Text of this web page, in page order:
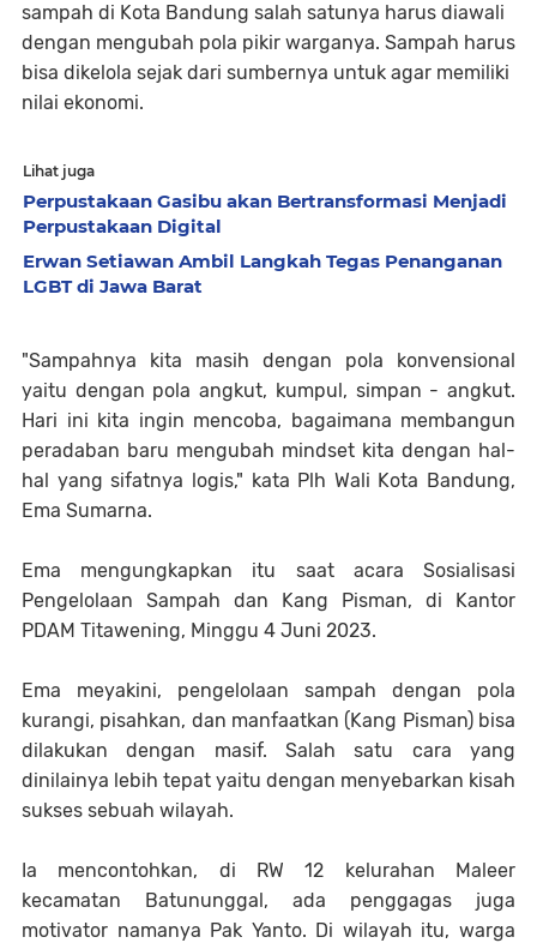
sampah di Kota Bandung salah satunya harus diawali
dengan mengubah pola pikir warganya. Sampah harus
bisa dikelola sejak dari sumbernya untuk agar memiliki
nilai ekonomi.
Lihat juga
Perpustakaan Gasibu akan Bertransformasi Menjadi
Perpustakaan Digital
Erwan Setiawan Ambil Langkah Tegas Penanganan
LGBT di Jawa Barat
"Sampahnya kita masih dengan pola konvensional
yaitu dengan pola angkut, kumpul, simpan - angkut.
Hari ini kita ingin mencoba, bagaimana membangun
peradaban baru mengubah mindset kita dengan hal-
hal yang sifatnya logis," kata Plh Wali Kota Bandung,
Ema Sumarna.
Ema mengungkapkan itu saat acara Sosialisasi
Pengelolaan Sampah dan Kang Pisman, di Kantor
PDAM Titawening, Minggu 4 Juni 2023.
Ema meyakini, pengelolaan sampah dengan pola
kurangi, pisahkan, dan manfaatkan (Kang Pisman) bisa
dilakukan dengan masif. Salah satu cara yang
dinilainya lebih tepat yaitu dengan menyebarkan kisah
sukses sebuah wilayah.
Ia mencontohkan, di RW 12 kelurahan Maleer
kecamatan Batununggal, ada penggagas juga
motivator namanya Pak Yanto. Di wilayah itu, warga